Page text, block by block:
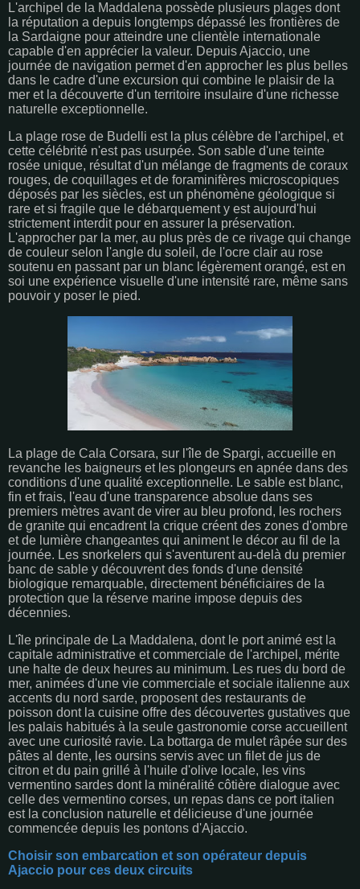
L'archipel de la Maddalena possède plusieurs plages dont
la réputation a depuis longtemps dépassé les frontières de
la Sardaigne pour atteindre une clientèle internationale
capable d'en apprécier la valeur. Depuis Ajaccio, une
journée de navigation permet d'en approcher les plus belles
dans le cadre d'une excursion qui combine le plaisir de la
mer et la découverte d'un territoire insulaire d'une richesse
naturelle exceptionnelle.
La plage rose de Budelli est la plus célèbre de l'archipel, et
cette célébrité n'est pas usurpée. Son sable d'une teinte
rosée unique, résultat d'un mélange de fragments de coraux
rouges, de coquillages et de foraminifères microscopiques
déposés par les siècles, est un phénomène géologique si
rare et si fragile que le débarquement y est aujourd'hui
strictement interdit pour en assurer la préservation.
L'approcher par la mer, au plus près de ce rivage qui change
de couleur selon l'angle du soleil, de l'ocre clair au rose
soutenu en passant par un blanc légèrement orangé, est en
soi une expérience visuelle d'une intensité rare, même sans
pouvoir y poser le pied.
La plage de Cala Corsara, sur l'île de Spargi, accueille en
revanche les baigneurs et les plongeurs en apnée dans des
conditions d'une qualité exceptionnelle. Le sable est blanc,
fin et frais, l'eau d'une transparence absolue dans ses
premiers mètres avant de virer au bleu profond, les rochers
de granite qui encadrent la crique créent des zones d'ombre
et de lumière changeantes qui animent le décor au fil de la
journée. Les snorkelers qui s'aventurent au-delà du premier
banc de sable y découvrent des fonds d'une densité
biologique remarquable, directement bénéficiaires de la
protection que la réserve marine impose depuis des
décennies.
L'île principale de La Maddalena, dont le port animé est la
capitale administrative et commerciale de l'archipel, mérite
une halte de deux heures au minimum. Les rues du bord de
mer, animées d'une vie commerciale et sociale italienne aux
accents du nord sarde, proposent des restaurants de
poisson dont la cuisine offre des découvertes gustatives que
les palais habitués à la seule gastronomie corse accueillent
avec une curiosité ravie. La bottarga de mulet râpée sur des
pâtes al dente, les oursins servis avec un filet de jus de
citron et du pain grillé à l'huile d'olive locale, les vins
vermentino sardes dont la minéralité côtière dialogue avec
celle des vermentino corses, un repas dans ce port italien
est la conclusion naturelle et délicieuse d'une journée
commencée depuis les pontons d'Ajaccio.
Choisir son embarcation et son opérateur depuis
Ajaccio pour ces deux circuits